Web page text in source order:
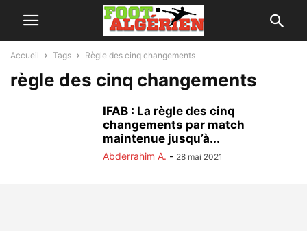
Accueil Tags Règle des cinq changements
règle des cinq changements
IFAB : La règle des cinq
changements par match
maintenue jusqu’à...
Abderrahim A. - 28 mai 2021